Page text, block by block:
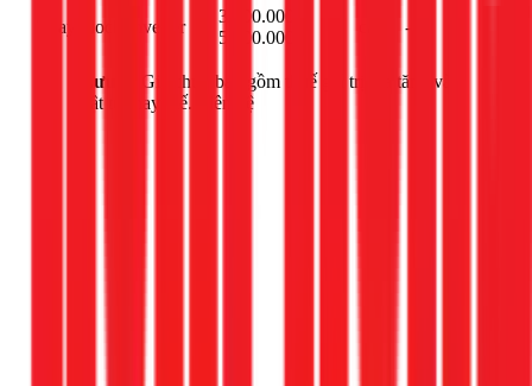
Thay block Inverter
3.800.000 -
5.000.000đ
-
Lưu ý:
Giá chưa bao gồm thuế giá trị gia tăng và
vật tư thay thế. Liên hệ